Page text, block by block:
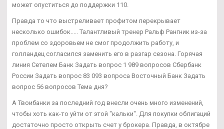
может опуститься до поддержки 110.
Правда то что выстреливает профитом перекрывает
несколько ошибок..... Талантливый тренер Ральф Рангник из-за
проблем со здоровьем не смог продолжить работу, и
голландец согласился заменить его в разгар сезона. Горячая
линия Сетелем Банк Задать вопрос 1 989 вопросов Сбербанк
России Задать вопрос 83 093 вопроса Восточный Банк Задать
вопрос 56 вопросов Тема дня?
А Твоибанки за последний год внесли очень много изменений,
чтобы хоть как-то уйти от этой "кальки". Для покупки облигаций
достаточно просто открыть счет у брокера. Правда, в октябре